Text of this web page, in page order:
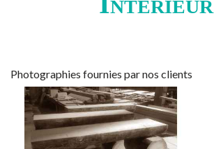
Photographies fournies par nos clients